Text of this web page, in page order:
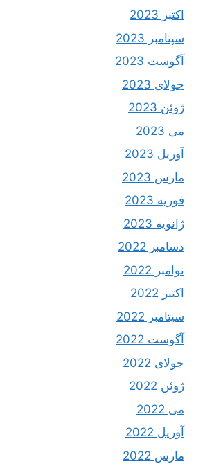
اکتبر 2023
سپتامبر 2023
آگوست 2023
جولای 2023
ژوئن 2023
می 2023
آوریل 2023
مارس 2023
فوریه 2023
ژانویه 2023
دسامبر 2022
نوامبر 2022
اکتبر 2022
سپتامبر 2022
آگوست 2022
جولای 2022
ژوئن 2022
می 2022
آوریل 2022
مارس 2022